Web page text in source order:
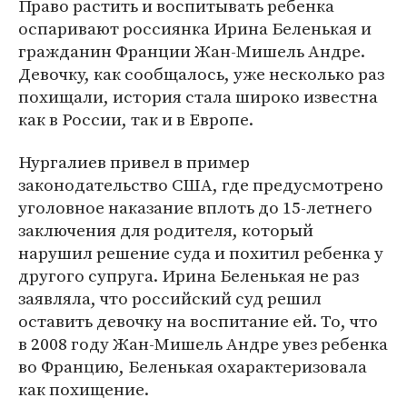
Право растить и воспитывать ребенка
оспаривают россиянка Ирина Беленькая и
гражданин Франции Жан-Мишель Андре.
Девочку, как сообщалось, уже несколько раз
похищали, история стала широко известна
как в России, так и в Европе.
Нургалиев привел в пример
законодательство США, где предусмотрено
уголовное наказание вплоть до 15-летнего
заключения для родителя, который
нарушил решение суда и похитил ребенка у
другого супруга. Ирина Беленькая не раз
заявляла, что российский суд решил
оставить девочку на воспитание ей. То, что
в 2008 году Жан-Мишель Андре увез ребенка
во Францию, Беленькая охарактеризовала
как похищение.